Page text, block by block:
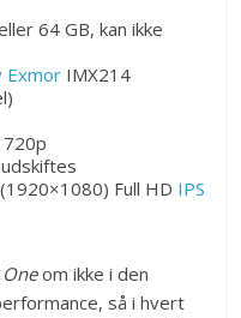
64 GB, kan ikke
Exmor IMX214
Full HD IPS
om ikke i den
så i hvert